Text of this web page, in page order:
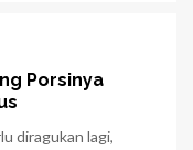
Porsinya
diragukan lagi,